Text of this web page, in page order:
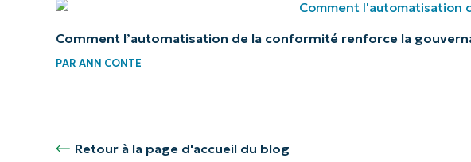
Comment l’automatisation de la conformité renforce la
PAR ANN CONTE
Retour à la page d'accueil du blog